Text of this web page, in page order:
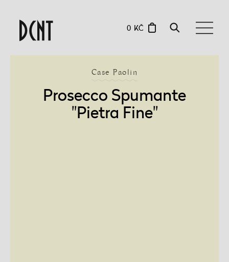
0 KČ
Case Paolin
Prosecco Spumante
"Pietra Fine"